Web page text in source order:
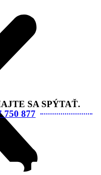
SA SPÝTAŤ.
750 877